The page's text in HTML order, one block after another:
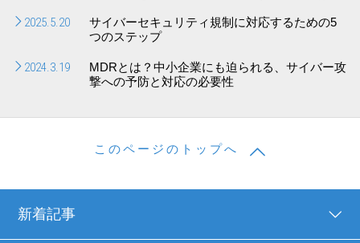
2025.5.20
サイバーセキュリティ規制に対応するための5
つのステップ
2024.3.19
MDRとは？中小企業にも迫られる、サイバー攻
撃への予防と対応の必要性
このページのトップへ
新着記事